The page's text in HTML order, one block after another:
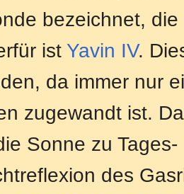
bezeichnet,
ist Yavin IV.
da immer nur
zugewandt ist.
Sonne zu
des